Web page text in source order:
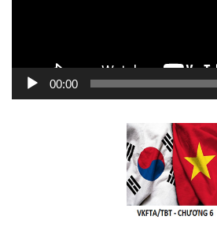
00:00